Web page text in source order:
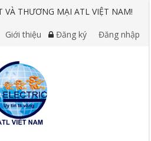
VÀ THƯƠNG MẠI ATL VIỆT NAM!
Giới thiệu Đăng ký Đăng nhập